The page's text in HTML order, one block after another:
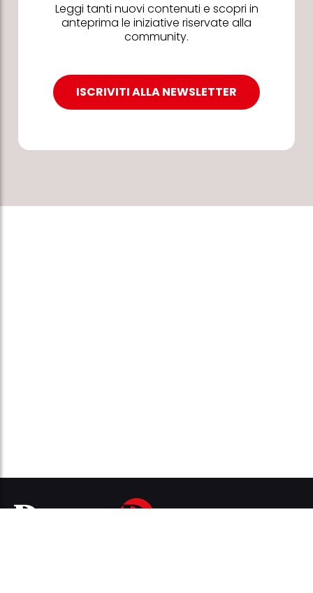
Leggi tanti nuovi contenuti e scopri in
anteprima le iniziative riservate alla
community.
ISCRIVITI ALLA NEWSLETTER